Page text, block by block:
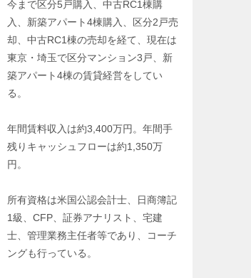
今まで区分5戸購入、中古RC1棟購
入、新築アパート4棟購入、区分2戸売
却、中古RC1棟の売却を経て、現在は
東京・埼玉で区分マンション3戸、新
築アパート4棟の賃貸経営をしてい
る。
年間賃料収入は約3,400万円。年間手
残りキャッシュフローは約1,350万
円。
所有資格は米国公認会計士、日商簿記
1級、CFP、証券アナリスト、宅建
士、管理業務主任者等であり、コーチ
ングも行っている。